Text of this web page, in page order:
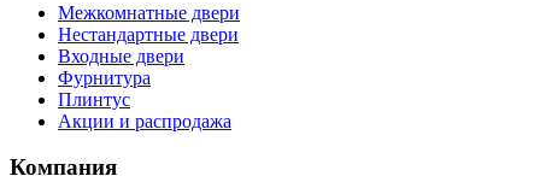
Межкомнатные двери
Нестандартные двери
Входные двери
Фурнитура
Плинтус
Акции и распродажа
Компания